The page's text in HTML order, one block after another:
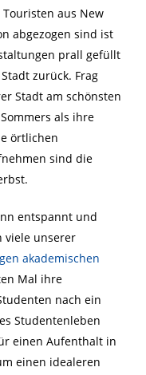
aus New
abgezogen sind ist
prall gefüllt
zurück. Frag
Stadt am schönsten
als ihre
örtlichen
sind die
entspannt und
viele unserer
akademischen
Mal ihre
nach ein
Studentenleben
einen Aufenthalt in
einen idealeren